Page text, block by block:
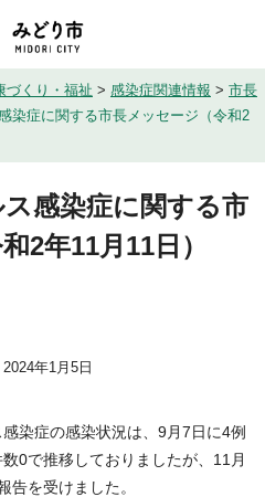
づくり・福祉 > 感染症関連情報 > 市長
染症に関する市長メッセージ（令和2
感染症に関する市
2年11月11日）
年1月5日
染症の感染状況は、9月7日に4例
0で推移しておりましたが、11月
告を受けました。